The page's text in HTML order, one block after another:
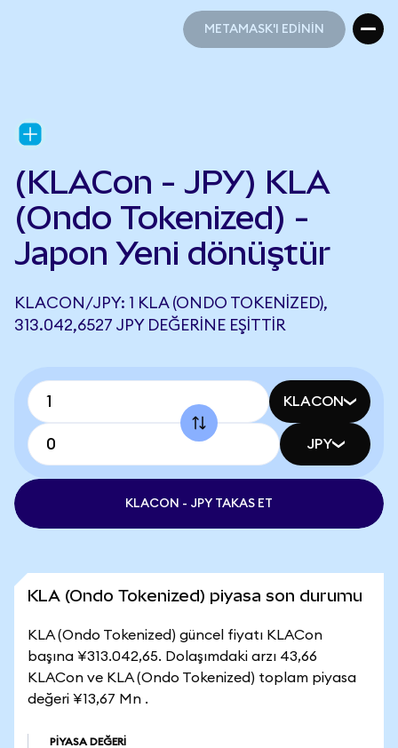
METAMASK'I EDİNİN
(KLACon - JPY) KLA
(Ondo Tokenized) -
Japon Yeni dönüştür
KLACON/JPY: 1 KLA (ONDO TOKENIZED),
313.042,6527 JPY DEĞERINE EŞITTIR
KLACON
JPY
KLACON - JPY TAKAS ET
KLA (Ondo Tokenized) piyasa son durumu
KLA (Ondo Tokenized) güncel fiyatı KLACon
başına ¥313.042,65. Dolaşımdaki arzı 43,66
KLACon ve KLA (Ondo Tokenized) toplam piyasa
değeri ¥13,67 Mn .
PIYASA DEĞERI